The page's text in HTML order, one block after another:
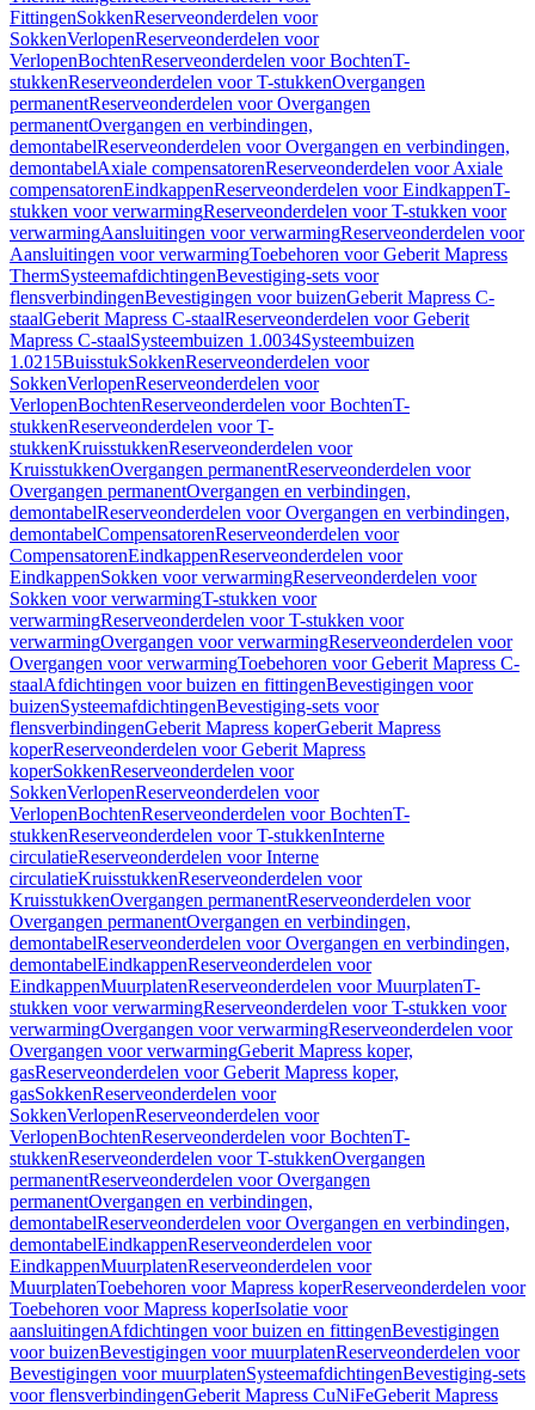
FittingenSokkenReserveonderdelen voor
SokkenVerlopenReserveonderdelen voor
VerlopenBochtenReserveonderdelen voor BochtenT-
stukkenReserveonderdelen voor T-stukkenOvergangen
permanentReserveonderdelen voor Overgangen
permanentOvergangen en verbindingen,
demontabelReserveonderdelen voor Overgangen en verbindingen,
demontabelAxiale compensatorenReserveonderdelen voor Axiale
compensatorenEindkappenReserveonderdelen voor EindkappenT-
stukken voor verwarmingReserveonderdelen voor T-stukken voor
verwarmingAansluitingen voor verwarmingReserveonderdelen voor
Aansluitingen voor verwarmingToebehoren voor Geberit Mapress
ThermSysteemafdichtingenBevestiging-sets voor
flensverbindingenBevestigingen voor buizenGeberit Mapress C-
staalGeberit Mapress C-staalReserveonderdelen voor Geberit
Mapress C-staalSysteembuizen 1.0034Systeembuizen
1.0215BuisstukSokkenReserveonderdelen voor
SokkenVerlopenReserveonderdelen voor
VerlopenBochtenReserveonderdelen voor BochtenT-
stukkenReserveonderdelen voor T-
stukkenKruisstukkenReserveonderdelen voor
KruisstukkenOvergangen permanentReserveonderdelen voor
Overgangen permanentOvergangen en verbindingen,
demontabelReserveonderdelen voor Overgangen en verbindingen,
demontabelCompensatorenReserveonderdelen voor
CompensatorenEindkappenReserveonderdelen voor
EindkappenSokken voor verwarmingReserveonderdelen voor
Sokken voor verwarmingT-stukken voor
verwarmingReserveonderdelen voor T-stukken voor
verwarmingOvergangen voor verwarmingReserveonderdelen voor
Overgangen voor verwarmingToebehoren voor Geberit Mapress C-
staalAfdichtingen voor buizen en fittingenBevestigingen voor
buizenSysteemafdichtingenBevestiging-sets voor
flensverbindingenGeberit Mapress koperGeberit Mapress
koperReserveonderdelen voor Geberit Mapress
koperSokkenReserveonderdelen voor
SokkenVerlopenReserveonderdelen voor
VerlopenBochtenReserveonderdelen voor BochtenT-
stukkenReserveonderdelen voor T-stukkenInterne
circulatieReserveonderdelen voor Interne
circulatieKruisstukkenReserveonderdelen voor
KruisstukkenOvergangen permanentReserveonderdelen voor
Overgangen permanentOvergangen en verbindingen,
demontabelReserveonderdelen voor Overgangen en verbindingen,
demontabelEindkappenReserveonderdelen voor
EindkappenMuurplatenReserveonderdelen voor MuurplatenT-
stukken voor verwarmingReserveonderdelen voor T-stukken voor
verwarmingOvergangen voor verwarmingReserveonderdelen voor
Overgangen voor verwarmingGeberit Mapress koper,
gasReserveonderdelen voor Geberit Mapress koper,
gasSokkenReserveonderdelen voor
SokkenVerlopenReserveonderdelen voor
VerlopenBochtenReserveonderdelen voor BochtenT-
stukkenReserveonderdelen voor T-stukkenOvergangen
permanentReserveonderdelen voor Overgangen
permanentOvergangen en verbindingen,
demontabelReserveonderdelen voor Overgangen en verbindingen,
demontabelEindkappenReserveonderdelen voor
EindkappenMuurplatenReserveonderdelen voor
MuurplatenToebehoren voor Mapress koperReserveonderdelen voor
Toebehoren voor Mapress koperIsolatie voor
aansluitingenAfdichtingen voor buizen en fittingenBevestigingen
voor buizenBevestigingen voor muurplatenReserveonderdelen voor
Bevestigingen voor muurplatenSysteemafdichtingenBevestiging-sets
voor flensverbindingenGeberit Mapress CuNiFeGeberit Mapress